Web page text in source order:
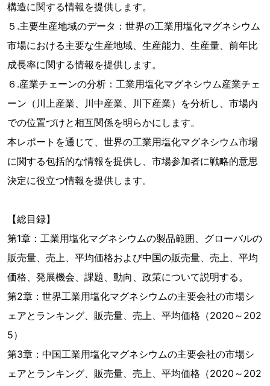
構造に関する情報を提供します。
５.主要生産地域のデータ：世界の工業用塩化マグネシウム
市場における主要な生産地域、生産能力、生産量、前年比
成長率に関する情報を提供します。
６.産業チェーンの分析：工業用塩化マグネシウム産業チェ
ーン（川上産業、川中産業、川下産業）を分析し、市場内
での位置づけと相互関係を明らかにします。
本レポートを通じて、世界の工業用塩化マグネシウム市場
に関する包括的な情報を提供し、市場参加者に戦略的意思
決定に役立つ情報を提供します。
【総目録】
第1章：工業用塩化マグネシウムの製品範囲、グローバルの
販売量、売上、平均価格および中国の販売量、売上、平均
価格、発展機会、課題、動向、政策について説明する。
第2章：世界工業用塩化マグネシウムの主要会社の市場シ
ェアとランキング、販売量、売上、平均価格（2020～202
5）
第3章：中国工業用塩化マグネシウムの主要会社の市場シ
ェアとランキング、販売量、売上、平均価格（2020～202